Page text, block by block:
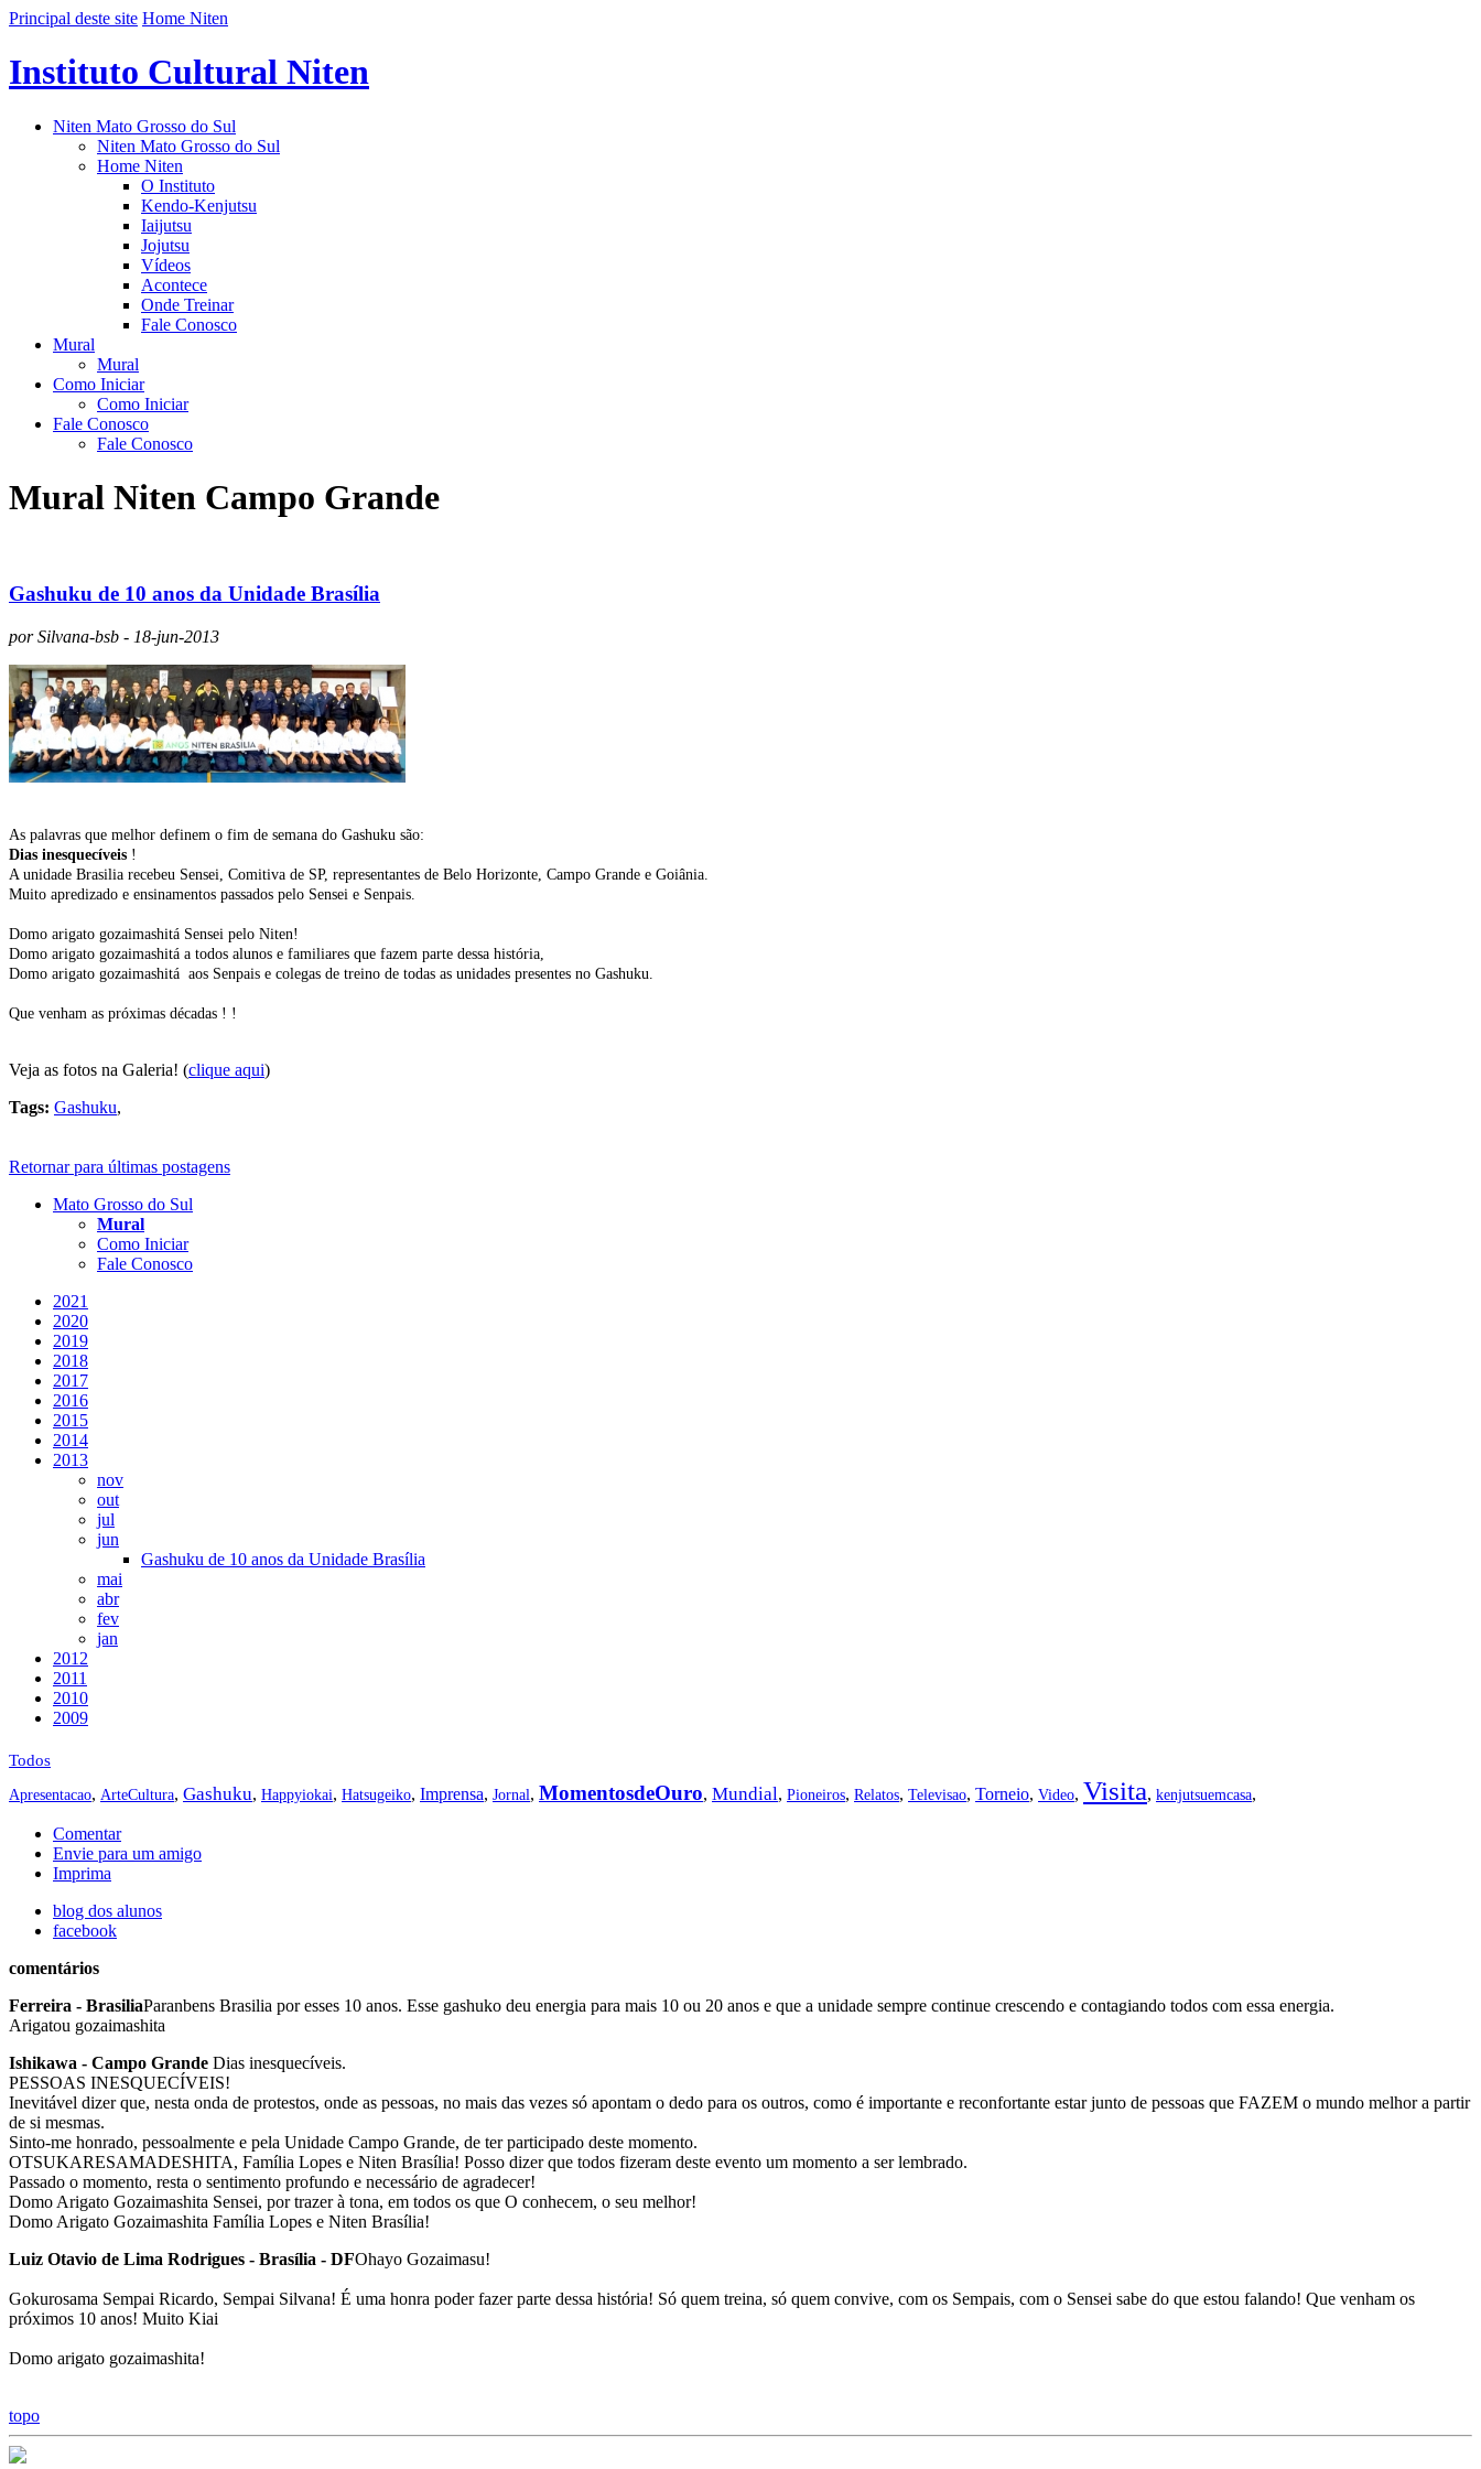
Principal deste site Home Niten
Instituto Cultural Niten
Niten Mato Grosso do Sul
Niten Mato Grosso do Sul
Home Niten
O Instituto
Kendo-Kenjutsu
Iaijutsu
Jojutsu
Vídeos
Acontece
Onde Treinar
Fale Conosco
Mural
Mural
Como Iniciar
Como Iniciar
Fale Conosco
Fale Conosco
Mural Niten Campo Grande
Gashuku de 10 anos da Unidade Brasília
por Silvana-bsb - 18-jun-2013
As palavras que melhor definem o fim de semana do Gashuku são:
Dias inesquecíveis !
A unidade Brasilia recebeu Sensei, Comitiva de SP, representantes de Belo Horizonte, Campo Grande e Goiânia.
Muito apredizado e ensinamentos passados pelo Sensei e Senpais.
Domo arigato gozaimashitá Sensei pelo Niten!
Domo arigato gozaimashitá a todos alunos e familiares que fazem parte dessa história,
Domo arigato gozaimashitá aos Senpais e colegas de treino de todas as unidades presentes no Gashuku.
Que venham as próximas décadas ! !
Veja as fotos na Galeria! (clique aqui)
Tags: Gashuku,
Retornar para últimas postagens
Mato Grosso do Sul
Mural
Como Iniciar
Fale Conosco
2021
2020
2019
2018
2017
2016
2015
2014
2013
nov
out
jul
jun
Gashuku de 10 anos da Unidade Brasília
mai
abr
fev
jan
2012
2011
2010
2009
Todos
Apresentacao, ArteCultura, Gashuku, Happyiokai, Hatsugeiko, Imprensa, Jornal, MomentosdeOuro, Mundial, Pioneiros, Relatos, Televisao, Torneio, Video, Visita, kenjutsuemcasa,
Comentar
Envie para um amigo
Imprima
blog dos alunos
facebook
comentários
Ferreira - BrasiliaParanbens Brasilia por esses 10 anos. Esse gashuko deu energia para mais 10 ou 20 anos e que a unidade sempre continue crescendo e contagiando todos com essa energia.
Arigatou gozaimashita
Ishikawa - Campo Grande Dias inesquecíveis.
PESSOAS INESQUECÍVEIS!
Inevitável dizer que, nesta onda de protestos, onde as pessoas, no mais das vezes só apontam o dedo para os outros, como é importante e reconfortante estar junto de pessoas que FAZEM o mundo melhor a partir
de si mesmas.
Sinto-me honrado, pessoalmente e pela Unidade Campo Grande, de ter participado deste momento.
OTSUKARESAMADESHITA, Família Lopes e Niten Brasília! Posso dizer que todos fizeram deste evento um momento a ser lembrado.
Passado o momento, resta o sentimento profundo e necessário de agradecer!
Domo Arigato Gozaimashita Sensei, por trazer à tona, em todos os que O conhecem, o seu melhor!
Domo Arigato Gozaimashita Família Lopes e Niten Brasília!
Luiz Otavio de Lima Rodrigues - Brasília - DFOhayo Gozaimasu!
Gokurosama Sempai Ricardo, Sempai Silvana! É uma honra poder fazer parte dessa história! Só quem treina, só quem convive, com os Sempais, com o Sensei sabe do que estou falando! Que venham os
próximos 10 anos! Muito Kiai
Domo arigato gozaimashita!
topo